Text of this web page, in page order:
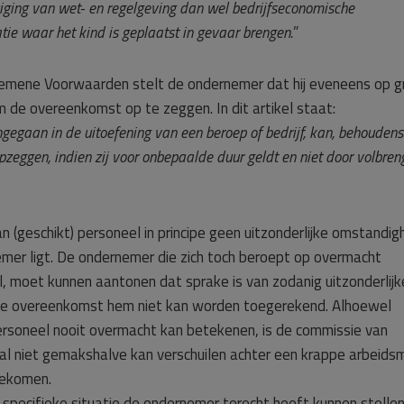
van wet- en regelgeving dan wel bedrijfseconomische
waar het kind is geplaatst in gevaar brengen.”
Voorwaarden stelt de ondernemer dat hij eveneens op
overeenkomst op te zeggen. In dit artikel staat:
in de uitoefening van een beroep of bedrijf, kan, behoudens
indien zij voor onbepaalde duur geldt en niet door
personeel in principe geen uitzonderlijke
ligt. De ondernemer die zich toch beroept op overmacht
kunnen aantonen dat sprake is van zodanig
overeenkomst hem niet kan worden toegerekend. Alhoewel
nooit overmacht kan betekenen, is de commissie van
niet gemakshalve kan verschuilen achter een krappe